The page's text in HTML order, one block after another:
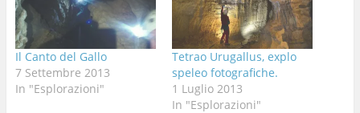
Il Canto del Gallo
7 Settembre 2013
In "Esplorazioni"
Tetrao Urugallus, explo
speleo fotografiche.
1 Luglio 2013
In "Esplorazioni"